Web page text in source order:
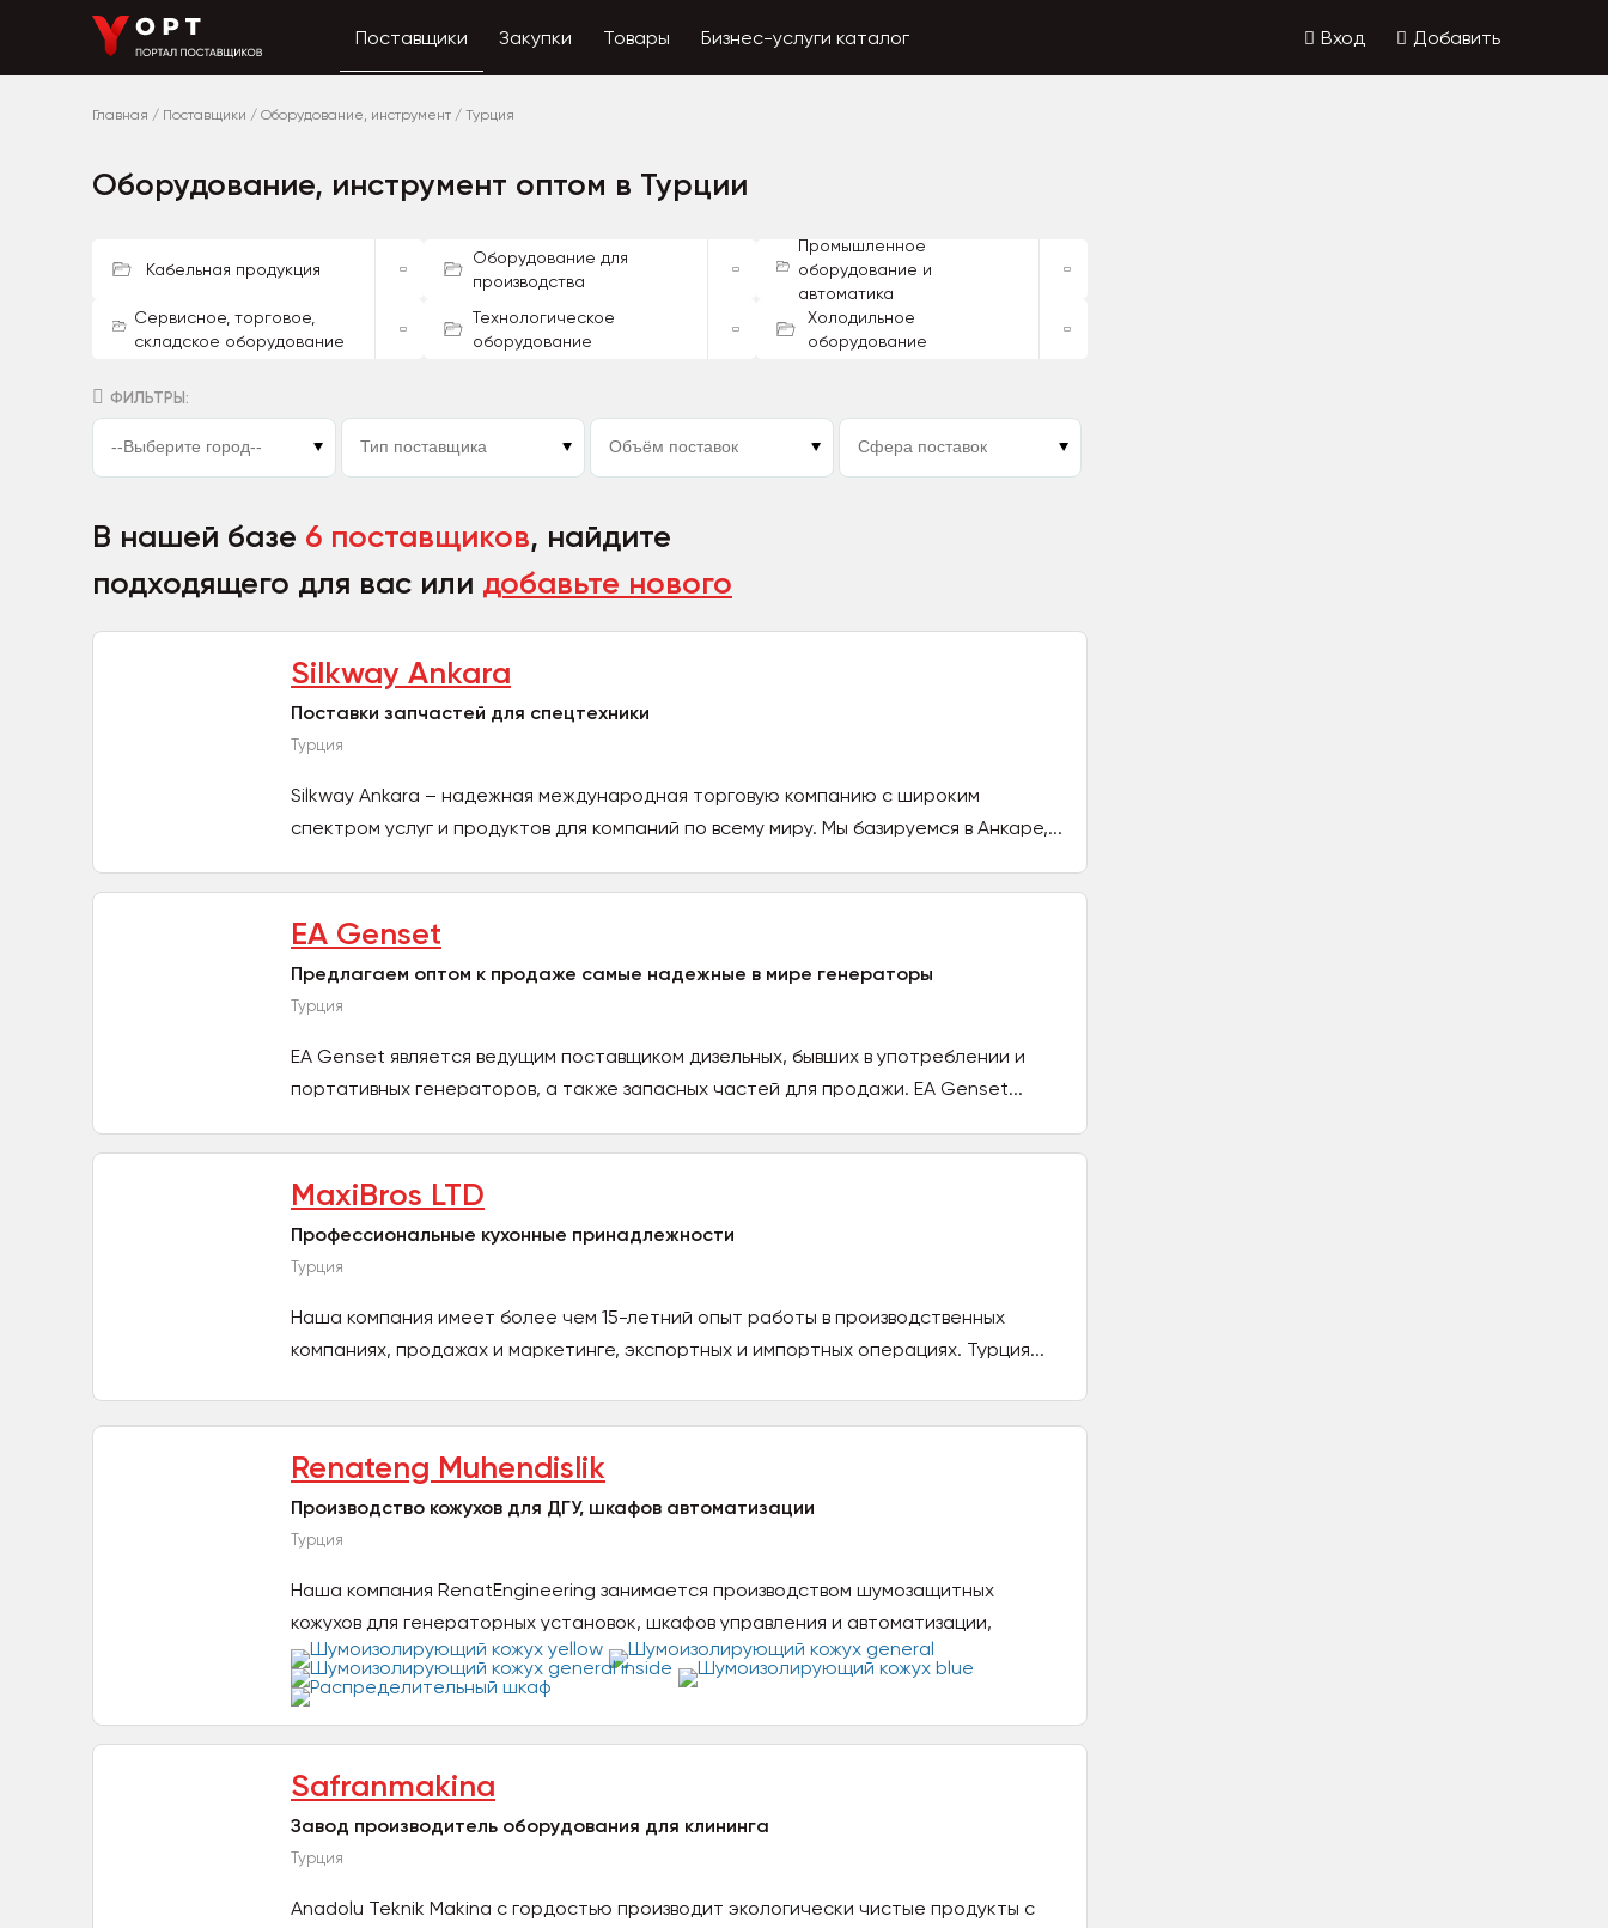
Поставщики Закупки Товары Бизнес-услуги каталог Вход Добавить
Главная / Поставщики / Оборудование, инструмент / Турция
Оборудование, инструмент оптом в Турции
Кабельная продукция
Оборудование для
производства
Промышленное
оборудование и
автоматика
Сервисное, торговое,
складское оборудование
Технологическое
оборудование
Холодильное
оборудование
ФИЛЬТРЫ:
В нашей базе 6 поставщиков, найдите
подходящего для вас или добавьте нового
Silkway Ankara
Поставки запчастей для спецтехники
Турция
Silkway Ankara – надежная международная торговую компанию с широким
спектром услуг и продуктов для компаний по всему миру. Мы базируемся в Анкаре,...
EA Genset
Предлагаем оптом к продаже самые надежные в мире генераторы
Турция
EA Genset является ведущим поставщиком дизельных, бывших в употреблении и
портативных генераторов, а также запасных частей для продажи. EA Genset...
MaxiBros LTD
Профессиональные кухонные принадлежности
Турция
Наша компания имеет более чем 15-летний опыт работы в производственных
компаниях, продажах и маркетинге, экспортных и импортных операциях. Турция...
Renateng Muhendislik
Производство кожухов для ДГУ, шкафов автоматизации
Турция
Наша компания RenatEngineering занимается производством шумозащитных
кожухов для генераторных установок, шкафов управления и автоматизации,
корпусов...
Safranmakina
Завод производитель оборудования для клининга
Турция
Anadolu Teknik Makina с гордостью производит экологически чистые продукты с